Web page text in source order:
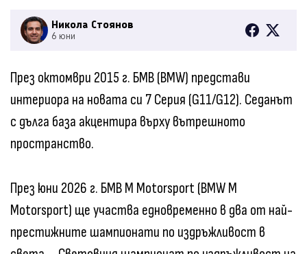
Никола Стоянов
6 юни
През октомври 2015 г. БМВ (BMW) представи
интериора на новата си 7 Серия (G11/G12). Седанът
с дълга база акцентира върху вътрешното
пространство.
През юни 2026 г. БМВ M Motorsport (BMW M
Motorsport) ще участва едновременно в два от най-
престижните шампионати по издръжливост в